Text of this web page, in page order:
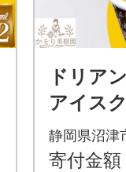
ドリア
アイス
l 16個
果樹園
静岡県沼津
寄付金額